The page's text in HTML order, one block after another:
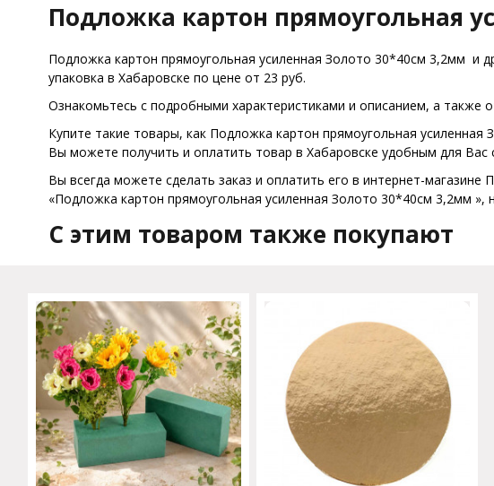
Подложка картон прямоугольная
Подложка картон прямоугольная усиленная Золото 30*40см 3,2мм и
упаковка в Хабаровске по цене от 23 руб.
Ознакомьтесь с подробными характеристиками и описанием, а
Купите такие товары, как Подложка картон прямоугольная
Вы можете получить и оплатить товар в Хабаровске удобным для
Вы всегда можете сделать заказ и оплатить его в интернет-
«Подложка картон прямоугольная усиленная Золото 30*40см 3,2мм »,
C этим товаром также покупают